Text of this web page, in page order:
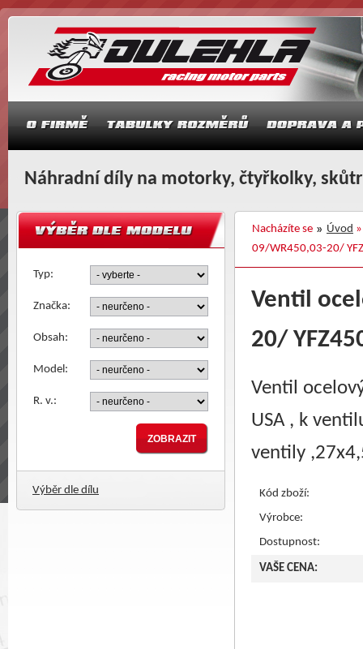
Náhradní díly na motorky, čtyřkolky,
Nacházíte se Úvod
09/WR450,03-20/
Typ:
Značka:
Obsah:
Model:
R. v.:
Výběr dle dílu
Ventil
20/
Ventil
USA , k
ventily
Kód zboží:
Výrobce:
Dostupnost:
VAŠE CENA: